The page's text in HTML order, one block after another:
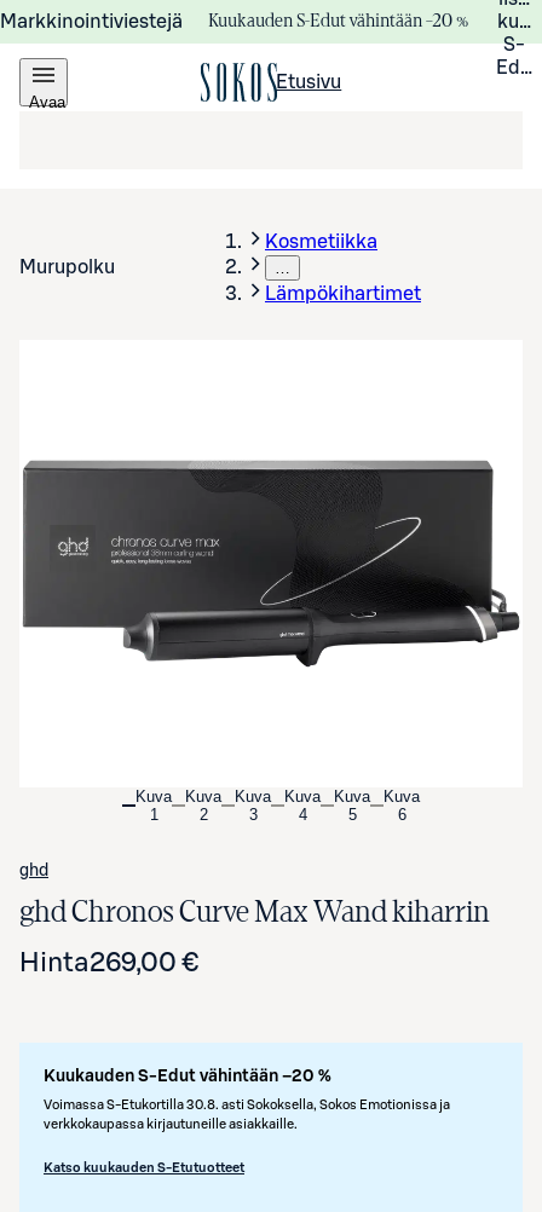
Markkinointiviestejä Kuukauden S-Edut vähintään –20 %
S-
Avaa
Etusivu
Murupolku
Kosmetiikka
…
Lämpökihartimet
Avaa tuotekuva suurennettuna
Kuva
1
Kuva
2
Kuva
3
Kuva
4
Kuva
5
Kuva
6
ghd
ghd Chronos Curve Max Wand kiharrin
Hinta269,00 €
Kuukauden S-Edut vähintään –20 %
Voimassa S-Etukortilla 30.8. asti Sokoksella, Sokos Emotionissa ja
verkkokaupassa kirjautuneille asiakkaille.
Katso kuukauden S-Etutuotteet